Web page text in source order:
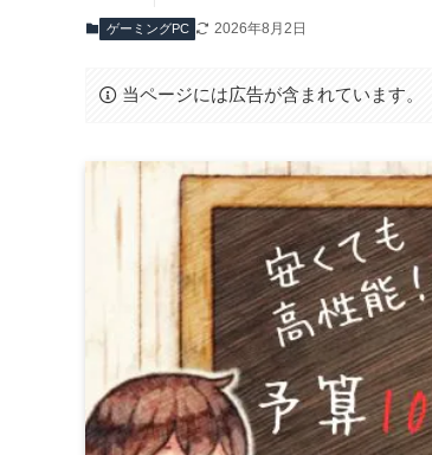
ゲーミングPC 2026年8月2日
当ページには広告が含まれています。